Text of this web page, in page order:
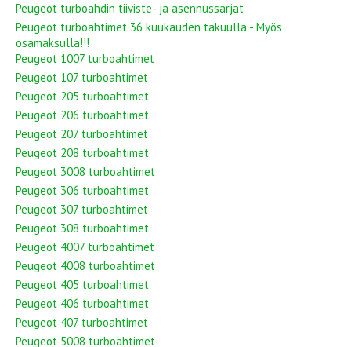
Peugeot turboahdin tiiviste- ja asennussarjat
Peugeot turboahtimet 36 kuukauden takuulla - Myös
osamaksulla!!!
Peugeot 1007 turboahtimet
Peugeot 107 turboahtimet
Peugeot 205 turboahtimet
Peugeot 206 turboahtimet
Peugeot 207 turboahtimet
Peugeot 208 turboahtimet
Peugeot 3008 turboahtimet
Peugeot 306 turboahtimet
Peugeot 307 turboahtimet
Peugeot 308 turboahtimet
Peugeot 4007 turboahtimet
Peugeot 4008 turboahtimet
Peugeot 405 turboahtimet
Peugeot 406 turboahtimet
Peugeot 407 turboahtimet
Peugeot 5008 turboahtimet